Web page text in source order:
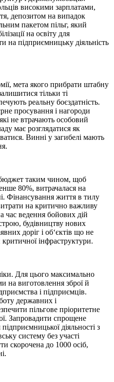
високими зарплатами,
депозитом на випадок
пакетом пільг, який
на освіту для
на підприємницьку діяльність
мета якого прибрати штабну
тільки ті
реальну боєздатність.
просування і нагороди
не втрачають особовий
має розглядатися як
Винні у загибелі мають
таким чином, щоб
80%, витрачалася на
Фінансування життя в тилу
на критично важливу
час ведення бойових дій
будівництву нових
доріг і об‘єктів що не
інфраструктури.
Для цього максимально
на виготовлення зброї й
і підприємців.
державних і
пільгове пріоритетне
Запровадити спрощене
діяльності з
систему без участі
скорочена до 1000 осіб,